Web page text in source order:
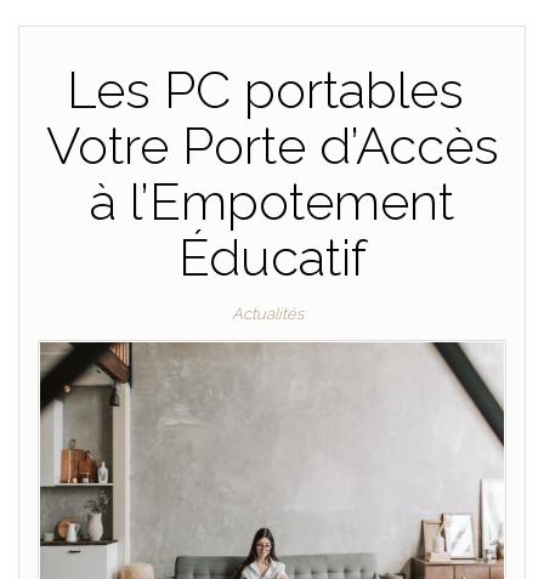
Les PC portables
Votre Porte d’Accès
à l’Empotement
Éducatif
Actualités